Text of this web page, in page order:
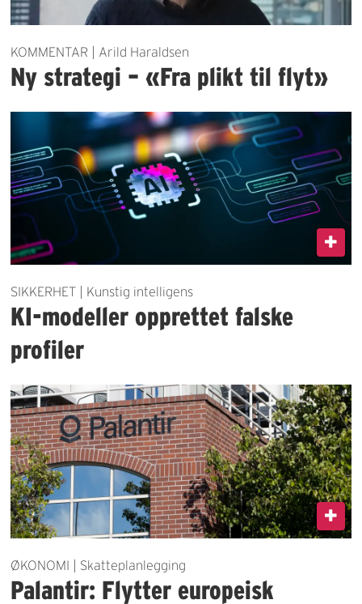
KOMMENTAR | Arild Haraldsen
Ny strategi – «Fra plikt til flyt»
SIKKERHET | Kunstig intelligens
KI-modeller opprettet falske
profiler
ØKONOMI | Skatteplanlegging
Palantir: Flytter europeisk